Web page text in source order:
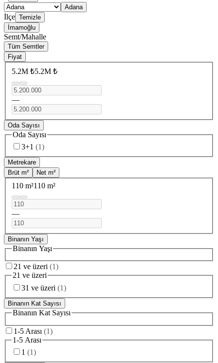
Adana
İlçe Temizle
İmamoğlu
Semt/Mahalle
Tüm Semtler
Fiyat
5.2M ₺5.2M ₺
—
Oda Sayısı
Oda Sayısı
3+1 (1)
Metrekare
Brüt m²
Net m²
110 m²110 m²
—
Binanın Yaşı
Binanın Yaşı
21 ve üzeri (1)
21 ve üzeri
31 ve üzeri (1)
Binanın Kat Sayısı
Binanın Kat Sayısı
1-5 Arası (1)
1-5 Arası
1 (1)